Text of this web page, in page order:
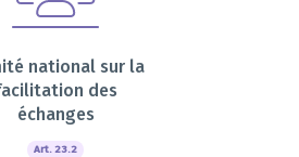
national sur la
des
échanges
Art. 23.2